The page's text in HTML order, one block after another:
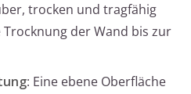
trocken und tragfähig
der Wand bis zur
: Eine ebene Oberfläche